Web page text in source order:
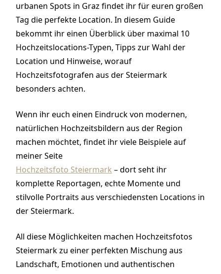
urbanen Spots in Graz findet ihr für euren großen
Tag die perfekte Location. In diesem Guide
bekommt ihr einen Überblick über maximal 10
Hochzeitslocations-Typen, Tipps zur Wahl der
Location und Hinweise, worauf
Hochzeitsfotografen aus der Steiermark
besonders achten.
Wenn ihr euch einen Eindruck von modernen,
natürlichen Hochzeitsbildern aus der Region
machen möchtet, findet ihr viele Beispiele auf
meiner Seite
Hochzeitsfoto Steiermark – dort seht ihr
komplette Reportagen, echte Momente und
stilvolle Portraits aus verschiedensten Locations in
der Steiermark.
All diese Möglichkeiten machen Hochzeitsfotos
Steiermark zu einer perfekten Mischung aus
Landschaft, Emotionen und authentischen